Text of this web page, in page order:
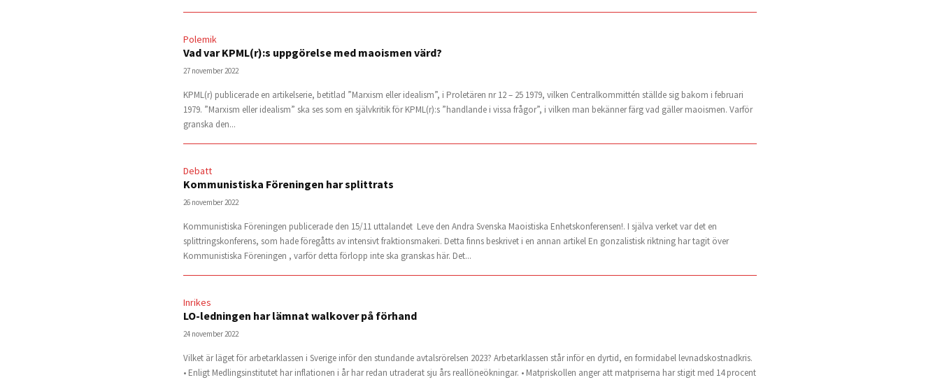
Polemik
Vad var KPML(r):s uppgörelse med maoismen värd?
27 november 2022
KPML(r) publicerade en artikelserie, betitlad ”Marxism eller idealism”, i Proletären nr 12 – 25 1979, vilken Centralkommittén ställde sig bakom i februari
1979. ”Marxism eller idealism” ska ses som en självkritik för KPML(r):s ”handlande i vissa frågor”, i vilken man bekänner färg vad gäller maoismen. Varför
granska den...
Debatt
Kommunistiska Föreningen har splittrats
26 november 2022
Kommunistiska Föreningen publicerade den 15/11 uttalandet Leve den Andra Svenska Maoistiska Enhetskonferensen!. I själva verket var det en
splittringskonferens, som hade föregåtts av intensivt fraktionsmakeri. Detta finns beskrivet i en annan artikel En gonzalistisk riktning har tagit över
Kommunistiska Föreningen , varför detta förlopp inte ska granskas här. Det...
Inrikes
LO-ledningen har lämnat walkover på förhand
24 november 2022
Vilket är läget för arbetarklassen i Sverige inför den stundande avtalsrörelsen 2023? Arbetarklassen står inför en dyrtid, en formidabel levnadskostnadkris.
• Enligt Medlingsinstitutet har inflationen i år har redan utraderat sju års reallöneökningar. • Matpriskollen anger att matpriserna har stigit med 14 procent